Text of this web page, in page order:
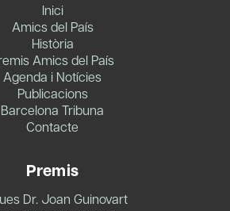
Inici
Amics del País
Història
Amics del País
Agenda i Notícies
Publicacions
Barcelona Tribuna
Contacte
Premis
Dr. Joan Guinovart